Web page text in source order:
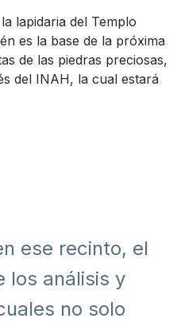
lapidaria del Templo
es la base de la próxima
de las piedras preciosas,
del INAH, la cual estará
ese recinto, el
los análisis y
no solo